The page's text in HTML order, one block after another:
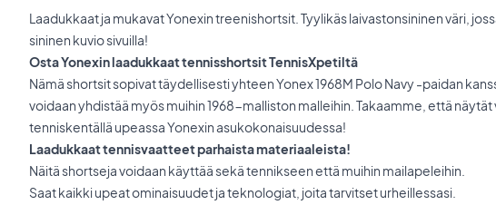
Laadukkaat ja mukavat Yonexin treenishortsit. Tyylikäs laivastonsininen väri,
sininen kuvio sivuilla!
Osta Yonexin laadukkaat tennisshortsit TennisXpetiltä
Nämä shortsit sopivat täydellisesti yhteen Yonex 1968M Polo Navy -paidan
voidaan yhdistää myös muihin 1968-malliston malleihin. Takaamme, että
tenniskentällä upeassa Yonexin asukokonaisuudessa!
Laadukkaat tennisvaatteet parhaista materiaaleista!
Näitä shortseja voidaan käyttää sekä tennikseen että muihin mailapeleihin.
Saat kaikki upeat ominaisuudet ja teknologiat, joita tarvitset urheillessasi.